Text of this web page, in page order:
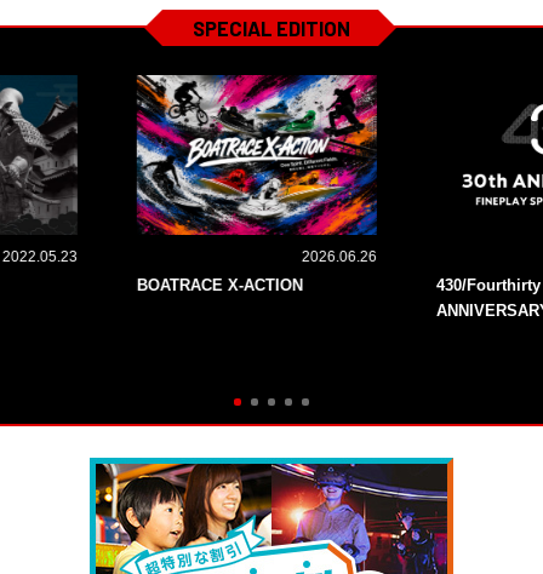
SPECIAL EDITION
2022.05.23 2026.06.26
BOATRACE X-ACTION
430/